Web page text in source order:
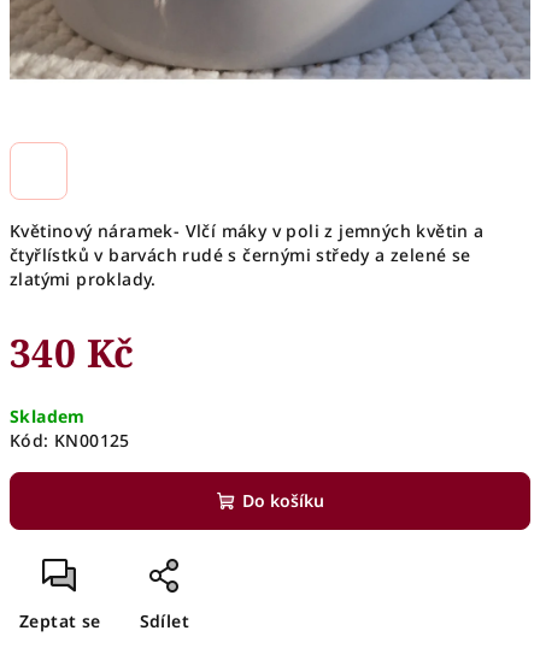
Květinový náramek- Vlčí máky v poli z jemných květin a
čtyřlístků v barvách rudé s černými středy a zelené se
zlatými proklady.
340 Kč
cena:
Skladem
Kód: KN00125
Do košíku
Zeptat se Sdílet